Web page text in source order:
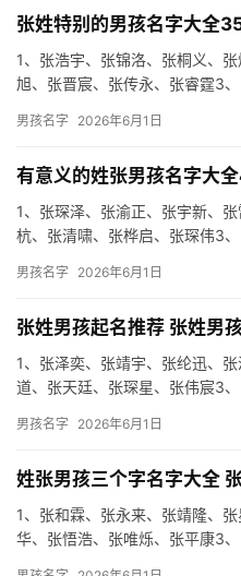
张姓特别的男孩名字大全
1、张浩宇、张锦洛、张桐义、
旭、张晋宸、张传永、张睿霆3
翰、…
男孩名字 2026年6月1日
有意义的姓张男孩名字大
1、张琛泽、张渝正、张宇新、
杭、张清啸、张桦启、张琛伟3
川、…
男孩名字 2026年6月1日
张姓男孩起名推荐 张姓男
1、张泽奕、张靖宇、张纶迅、
道、张天廷、张琛星、张伟宸3
力、…
男孩名字 2026年6月1日
姓张男孩三个字名字大全
1、张和霖、张永来、张靖隆、
华、张悟浩、张唯烁、张平康3